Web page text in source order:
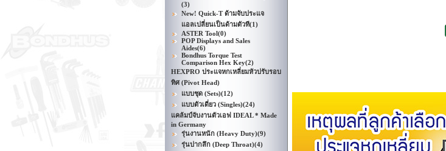
(3)
New! Quick-T ด้ามจับประแจ
แอลเปลี่ยนเป็นด้ามตัวที(1)
ASTER Tool(0)
POP Displays and Sales
Aides(6)
Bondhus Torque Test
Comparison Hex Key(2)
HEXPRO ประแจหกเหลี่ยมหัวปรับรอบ
ทิศ (Pivot Head)
แบบชุด (Sets)(12)
แบบตัวเดี่ยว (Singles)(24)
แคล้มป์จับงานตัวเอฟ IDEAL * Made
in Germany
รุ่นงานหนัก (Heavy Duty)(9)
รุ่นปากลึก (Deep Throat)(4)